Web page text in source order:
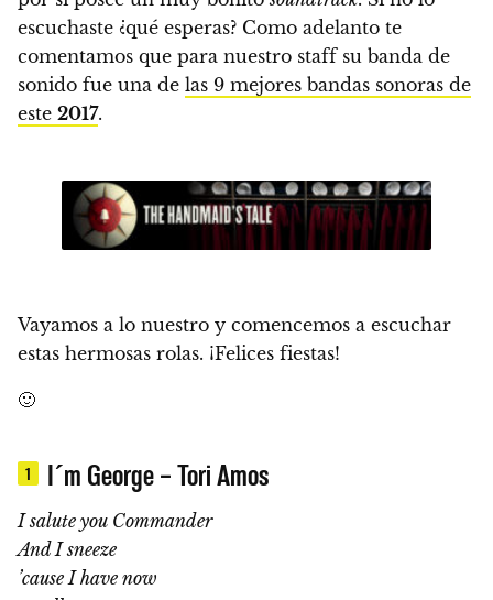
escuchaste ¿qué esperas? Como adelanto te
comentamos que para nuestro staff su banda de
sonido fue una de las 9 mejores bandas sonoras de
este 2017.
Vayamos a lo nuestro y comencemos a escuchar
estas hermosas rolas. ¡Felices fiestas!
🙂
1 I´m George – Tori Amos
I salute you Commander
And I sneeze
’cause I have now